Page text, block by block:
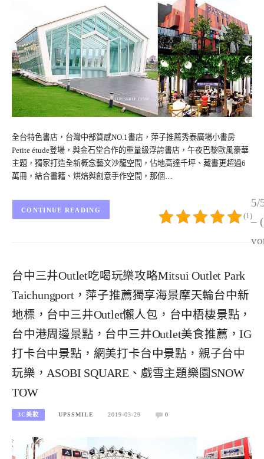
全台特色書店，台灣中部質感NO.1書店，萍子推薦秀泰廣場小書房
Petite étude登場，與金石堂合作的重量級浮誇書店，午夜巴黎歐風豪華
主題，獨家打造全新概念藝文沙龍空間，佔地高達千坪、藏書更超過6
萬冊，結合書籍、烘焙與創意手作空間，那個…
5/
–
(1)
CONTINUE READING
台中三井Outlet吃喝玩樂攻略Mitsui Outlet Park
Taichungport，萍子推薦獨享海景摩天輪台中新
地標，台中三井Outlet懶人包，台中梧棲景點，
台中港周邊景點，台中三井Outlet美食推薦，IG
打卡台中景點，網美打卡台中景點，親子台中
玩樂，ASOBI SQUARE、戲雪主題樂園SNOW
TOW
3C美妝 UPSSMILE 2019-03-29 0